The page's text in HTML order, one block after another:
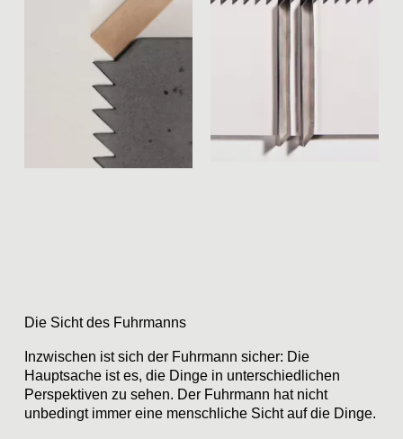
Die Sicht des Fuhrmanns
Inzwischen ist sich der Fuhrmann sicher: Die
Hauptsache ist es, die Dinge in unterschiedlichen
Perspektiven zu sehen. Der Fuhrmann hat nicht
unbedingt immer eine menschliche Sicht auf die Dinge.